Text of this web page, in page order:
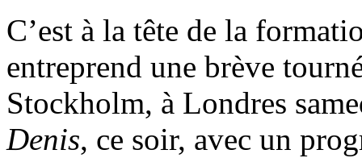
C’est à la tête de la
entreprend une brève
Stockholm, à Londres
Denis, ce soir, avec un